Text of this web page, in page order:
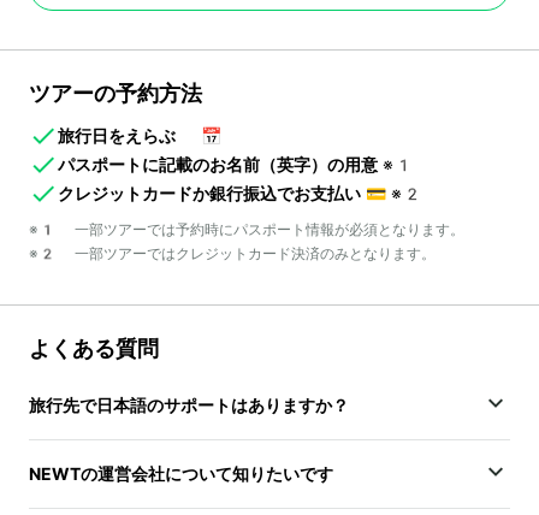
ツアーの予約方法
旅行日をえらぶ
📅
パスポートに記載のお名前（英字）の用意 ※1
クレジットカードか銀行振込でお支払い 💳 ※2
※1 一部ツアーでは予約時にパスポート情報が必須となります。
※2 一部ツアーではクレジットカード決済のみとなります。
よくある質問
旅行先で日本語のサポートはありますか？
NEWTの運営会社について知りたいです